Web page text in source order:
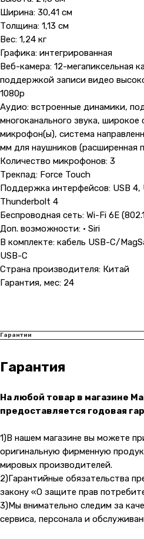
Ширина: 30,41 см
Толщина: 1,13 см
Вес: 1,24 кг
Графика: интегрированная
Веб-камера: 12-мегапиксельная
поддержкой записи видео
1080p
Аудио: встроенные динамики,
многоканального звука,
микрофон(ы), система
мм для наушников (расширенная
Количество микрофонов: 3
Трекпад: Force Touch
Поддержка интерфейсов: USB 4,
Thunderbolt 4
Беспроводная сеть: Wi-Fi 6E
Доп. возможности: • Siri
В комплекте: кабель USB-C/
USB-C
Страна производителя: Китай
Гарантия, мес: 24
Гарантии
Гарантия
На любой товар в магазине
предоставляется годовая
1)В нашем магазине вы можете
оригинальную фирменную
мировых производителей.
2)Гарантийные обязательства
закону «О защите прав
3)Мы внимательно следим за
сервиса, персонала и
Адрес магазина:
malikpochinit@mail.ru
Пн-Пт: 10:00 — 21:00